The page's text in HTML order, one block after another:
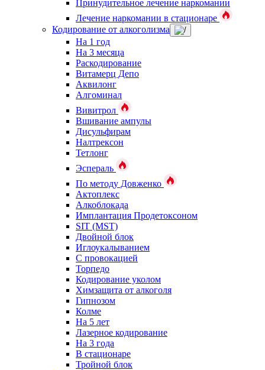
Принудительное лечение наркомании
Лечение наркомании в стационаре
Кодирование от алкоголизма
На 1 год
На 3 месяца
Раскодирование
Витамерц Депо
Аквилонг
Алгоминал
Вивитрол
Вшивание ампулы
Дисульфирам
Налтрексон
Тетлонг
Эспераль
По методу Довженко
Актоплекс
Алкоблокада
Имплантация Продетоксоном
SIT (MST)
Двойной блок
Иглоукалыванием
С провокацией
Торпедо
Кодирование уколом
Химзащита от алкоголя
Гипнозом
Колме
На 5 лет
Лазерное кодирование
На 3 года
В стационаре
Тройной блок